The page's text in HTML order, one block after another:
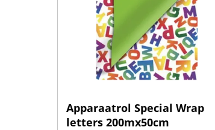
Apparaatrol Special Wrap
letters 200mx50cm